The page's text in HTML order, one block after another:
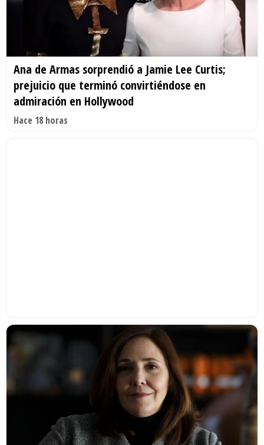
Ana de Armas sorprendió a Jamie Lee Curtis;
prejuicio que terminó convirtiéndose en
admiración en Hollywood
Hace 18 horas